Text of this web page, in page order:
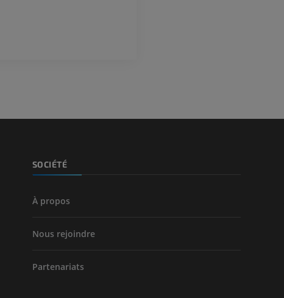
GRATUIT
SOCIÉTÉ
À propos
Nous rejoindre
Partenariats